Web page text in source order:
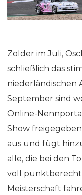
Zolder im Juli,
schließlich das
niederländischen
September sind
Online-
Show
aus und fügt
alle, die bei den
voll
Meisterschaft